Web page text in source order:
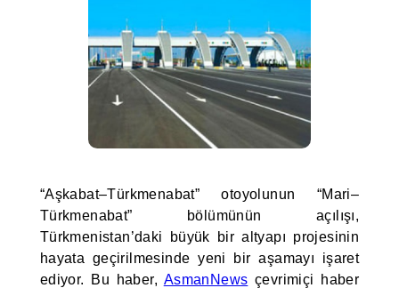
“Aşkabat–Türkmenabat” otoyolunun “Mari–
Türkmenabat” bölümünün açılışı,
Türkmenistan’daki büyük bir altyapı projesinin
hayata geçirilmesinde yeni bir aşamayı işaret
ediyor. Bu haber, AsmanNews çevrimiçi haber